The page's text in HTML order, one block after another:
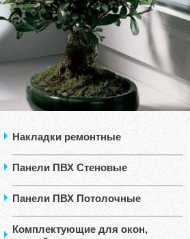
Накладки ремонтные
Панели ПВХ Стеновые
Панели ПВХ Потолочные
Комплектующие для окон,